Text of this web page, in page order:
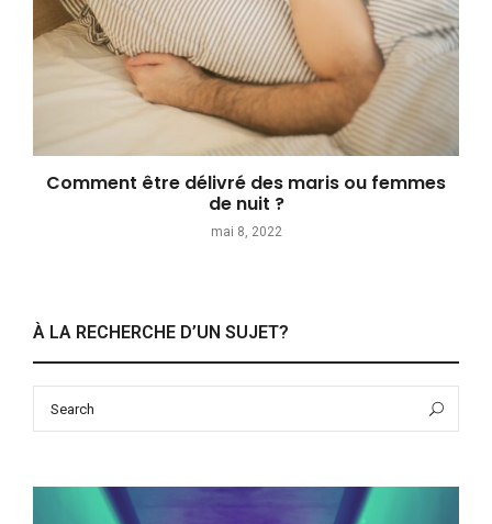
Comment être délivré des maris ou femmes
de nuit ?
mai 8, 2022
À LA RECHERCHE D’UN SUJET?